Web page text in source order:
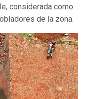
considerada como
de la zona.